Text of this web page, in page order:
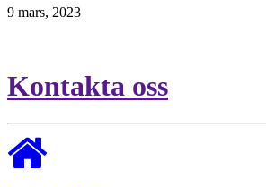
9 mars, 2023
Kontakta oss